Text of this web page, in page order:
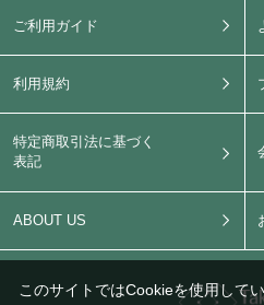
ご利用ガイド
利用規約
特定商取引法に基づく
表記
ABOUT US
このサイトではCookieを使用して